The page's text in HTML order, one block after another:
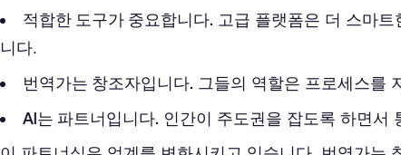
적합한 도구가 중요합니다. 고급 플랫폼은 더 스마
니다.
번역가는 창조자입니다. 그들의 역할은 프로세스를
AI는 파트너입니다. 인간이 주도권을 잡도록 하면서